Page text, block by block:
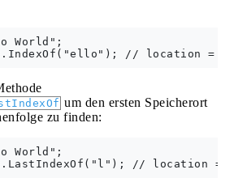
World";
um den ersten Speicherort
zu finden:
World";